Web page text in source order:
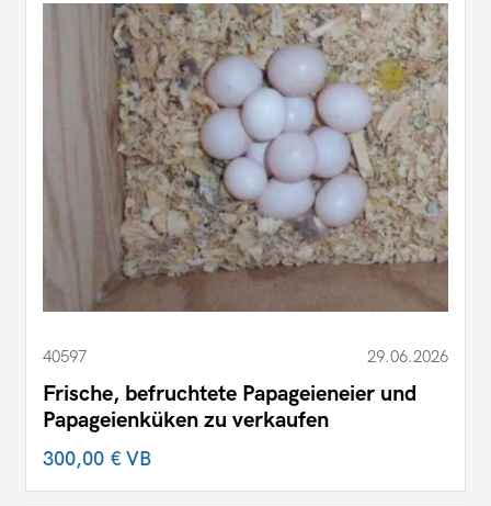
40597 29.06.2026
Frische, befruchtete Papageieneier und
Papageienküken zu verkaufen
300,00 €VB